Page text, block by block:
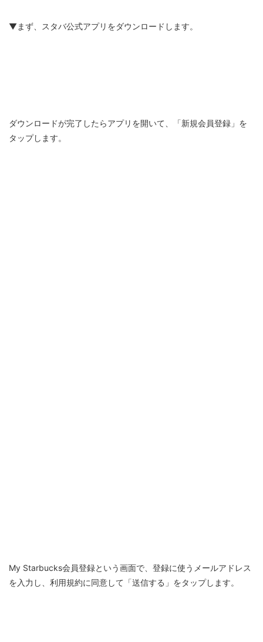
▼まず、スタバ公式アプリをダウンロードします。
ダウンロードが完了したらアプリを開いて、「新規会員登録」を
タップします。
My Starbucks会員登録という画面で、登録に使うメールアドレス
を入力し、利用規約に同意して「送信する」をタップします。